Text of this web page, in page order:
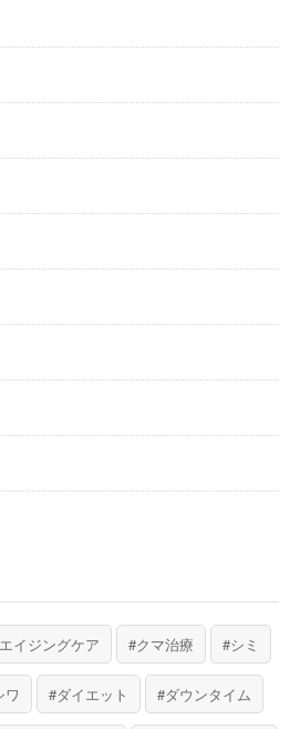
エイジングケア クマ治療 シミ
ワ ダイエット ダウンタイム